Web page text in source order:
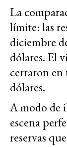
La
límite: las
diciembre
dólares. El
cerraron
dólares.
A modo de
escena
reservas